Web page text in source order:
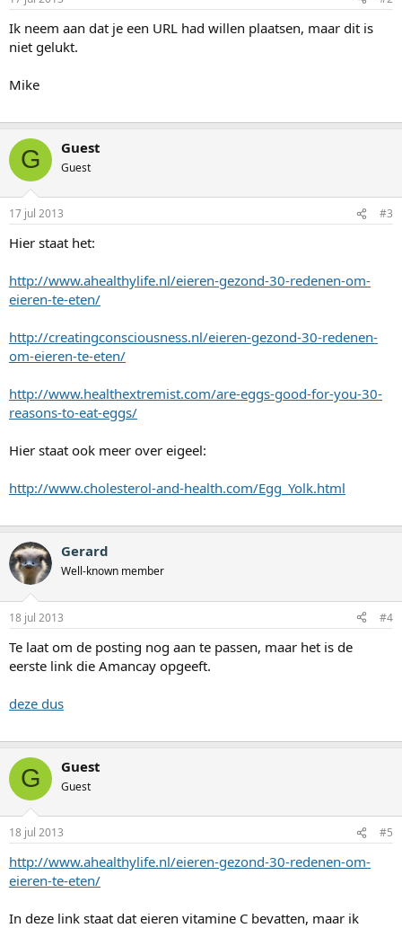
Ik neem aan dat je een URL had willen plaatsen, maar dit is
niet gelukt.
Mike
G Guest
Guest
17 jul 2013 #3
Hier staat het:
http://www.ahealthylife.nl/eieren-gezond-30-redenen-om-
eieren-te-eten/
http://creatingconsciousness.nl/eieren-gezond-30-redenen-
om-eieren-te-eten/
http://www.healthextremist.com/are-eggs-good-for-you-30-
reasons-to-eat-eggs/
Hier staat ook meer over eigeel:
http://www.cholesterol-and-health.com/Egg_Yolk.html
Gerard
Well-known member
18 jul 2013 #4
Te laat om de posting nog aan te passen, maar het is de
eerste link die Amancay opgeeft.
deze dus
G Guest
Guest
18 jul 2013 #5
http://www.ahealthylife.nl/eieren-gezond-30-redenen-om-
eieren-te-eten/
In deze link staat dat eieren vitamine C bevatten, maar ik